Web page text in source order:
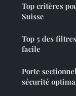
Top critères
Suisse
Top 5 des
facile
Porte
sécurité